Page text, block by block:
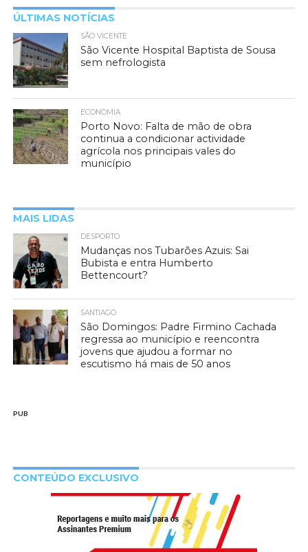
ÚLTIMAS NOTÍCIAS
SÃO VICENTE
São Vicente Hospital Baptista de Sousa
sem nefrologista
ECONOMIA
Porto Novo: Falta de mão de obra
continua a condicionar actividade
agrícola nos principais vales do
município
MAIS LIDAS
DESPORTO
Mudanças nos Tubarões Azuis: Sai
Bubista e entra Humberto
Bettencourt?
SANTIAGO
São Domingos: Padre Firmino Cachada
regressa ao município e reencontra
jovens que ajudou a formar no
escutismo há mais de 50 anos
PUB
CONTEÚDO EXCLUSIVO